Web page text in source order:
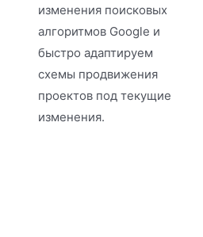
изменения поисковых
алгоритмов Google и
быстро адаптируем
схемы продвижения
проектов под текущие
изменения.